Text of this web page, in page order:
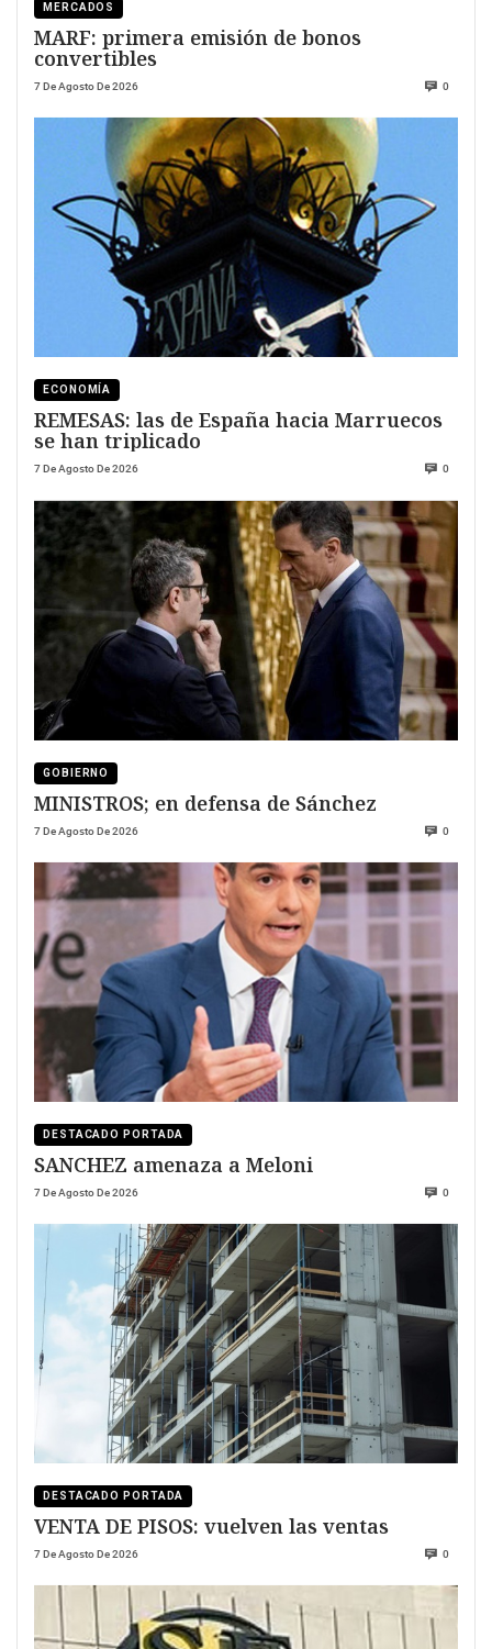
MERCADOS
MARF: primera emisión de bonos
convertibles
7 De Agosto De 2026 0
ECONOMÍA
REMESAS: las de España hacia Marruecos
se han triplicado
7 De Agosto De 2026 0
GOBIERNO
MINISTROS; en defensa de Sánchez
7 De Agosto De 2026 0
DESTACADO PORTADA
SANCHEZ amenaza a Meloni
7 De Agosto De 2026 0
DESTACADO PORTADA
VENTA DE PISOS: vuelven las ventas
7 De Agosto De 2026 0